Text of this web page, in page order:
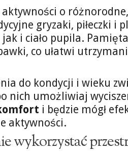
o
gryzaki, piłeczki i
jak i ciało pupila.
co ułatwi
do kondycji i wieku
nich umożliwiaj
i będzie mógł
aktywności.
wykorzystać